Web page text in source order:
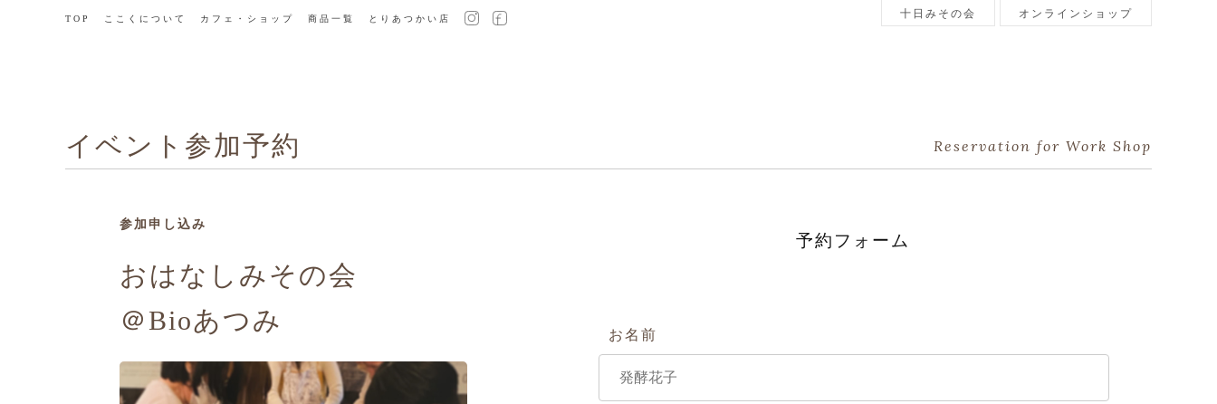
TOP ここくについて カフェ・ショップ 商品一覧 とりあつかい店 十日みその会 オンラインショップ
イベント参加予約 Reservation for Work Shop
参加申し込み
おはなしみその会
＠Bioあつみ
予約フォーム
お名前